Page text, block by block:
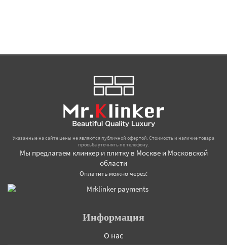
Указанные на сайте цены не являются публичной офертой. Стоимость и наличие товара
просьба уточнять по телефону.
Мы предлагаем клинкер и плитку в Москве и Московской
области
Оплатить можно через:
Информация
О нас